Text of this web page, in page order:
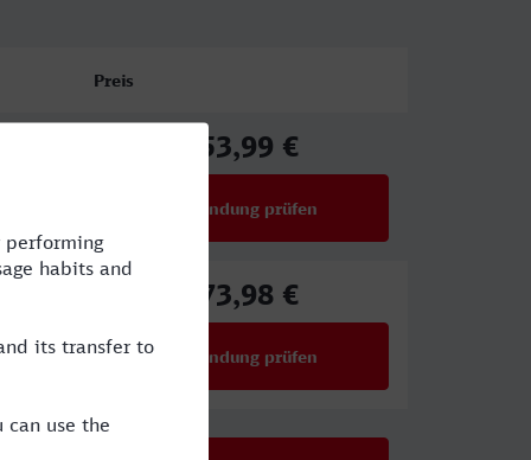
Preis
53,99 €
Verbindung prüfen
73,98 €
Verbindung prüfen